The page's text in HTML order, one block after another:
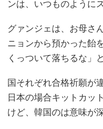
ンは、いつものように
グァンジェは、お母さ
ニョンから預かった飴
くっついて落ちるな」
国それぞれ合格祈願が
日本の場合キットカッ
けど、韓国のは意味が